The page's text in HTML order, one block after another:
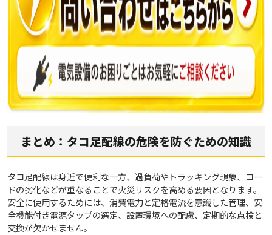
まとめ：タコ足配線の危険を防ぐための知識
タコ足配線は身近で便利な一方、過負荷やトラッキング現象、コー
ドの劣化などが重なることで火災リスクを高める要因となります。
安全に使用するためには、消費電力と定格電流を意識した管理、安
全機能付き電源タップの選定、設置環境への配慮、定期的な点検と
交換が欠かせません。